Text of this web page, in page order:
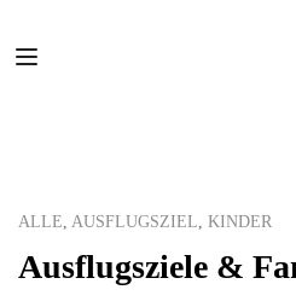
ALLE, AUSFLUGSZIEL, KINDER
Ausflugsziele &